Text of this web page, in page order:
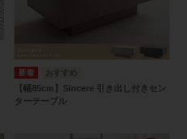
【幅85cm】Sincere 引き出し付きセン
ターテーブル